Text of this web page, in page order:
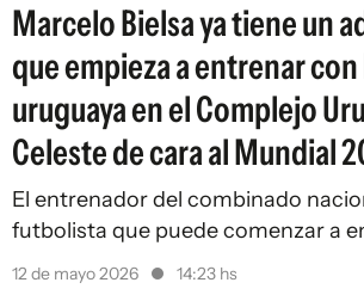
Marcelo Bielsa ya tiene un
que empieza a entrenar
uruguaya en el Complejo
Celeste de cara al Mundial
El entrenador del combinado
futbolista que puede comenzar a
12 de mayo 2026 14:23 hs